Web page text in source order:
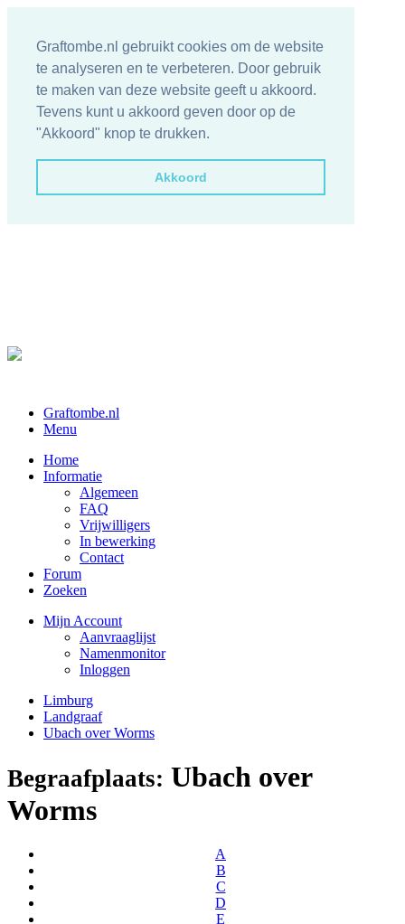
Graftombe.nl gebruikt cookies om de website
te analyseren en te verbeteren. Door gebruik
te maken van deze website geeft u akkoord.
Tevens kunt u akkoord geven door op de
"Akkoord" knop te drukken.
Akkoord
Graftombe.nl
Menu
Home
Informatie
Algemeen
FAQ
Vrijwilligers
In bewerking
Contact
Forum
Zoeken
Mijn Account
Aanvraaglijst
Namenmonitor
Inloggen
Limburg
Landgraaf
Ubach over Worms
Begraafplaats: Ubach over
Worms
A
B
C
D
E